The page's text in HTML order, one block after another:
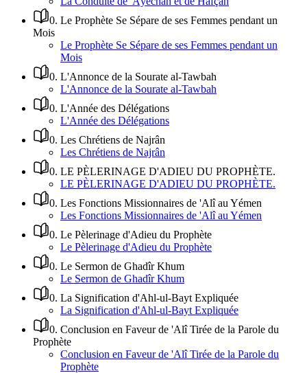
0. Le Prophète Se Sépare de ses Femmes pendant un
Mois
Le Prophète Se Sépare de ses Femmes pendant un
Mois
0. L'Annonce de la Sourate al-Tawbah
L'Annonce de la Sourate al-Tawbah
0. L'Année des Délégations
L'Année des Délégations
0. Les Chrétiens de Najrân
Les Chrétiens de Najrân
0. LE PÈLERINAGE D'ADIEU DU PROPHÈTE.
LE PÈLERINAGE D'ADIEU DU PROPHÈTE.
0. Les Fonctions Missionnaires de 'Alî au Yémen
Les Fonctions Missionnaires de 'Alî au Yémen
0. Le Pèlerinage d'Adieu du Prophète
Le Pèlerinage d'Adieu du Prophète
0. Le Sermon de Ghadîr Khum
Le Sermon de Ghadîr Khum
0. La Signification d'Ahl-ul-Bayt Expliquée
La Signification d'Ahl-ul-Bayt Expliquée
0. Conclusion en Faveur de 'Alî Tirée de la Parole du
Prophète
Conclusion en Faveur de 'Alî Tirée de la Parole du
Prophète